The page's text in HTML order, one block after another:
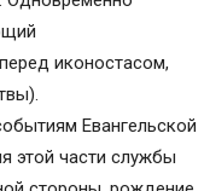
иконостасом,
Евангельской
этой части службы